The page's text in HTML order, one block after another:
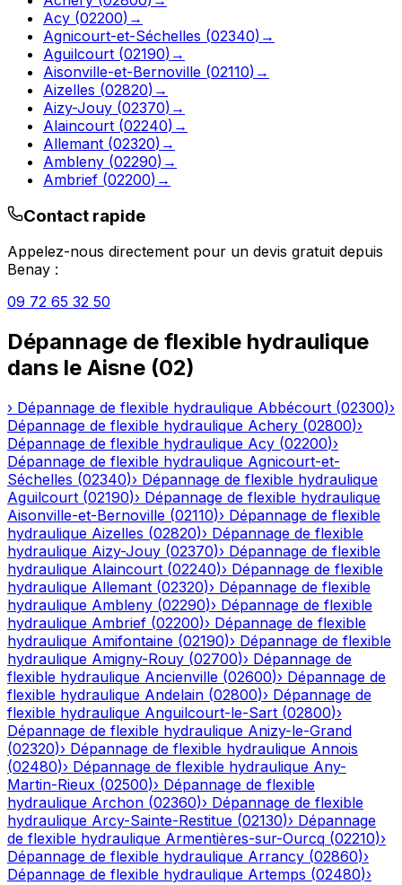
Acy (02200) →
Agnicourt-et-Séchelles (02340) →
Aguilcourt (02190) →
Aisonville-et-Bernoville (02110) →
Aizelles (02820) →
Aizy-Jouy (02370) →
Alaincourt (02240) →
Allemant (02320) →
Ambleny (02290) →
Ambrief (02200) →
Contact rapide
Appelez-nous directement pour un devis gratuit depuis
Benay :
09 72 65 32 50
Dépannage de flexible hydraulique
dans le Aisne (02)
› Dépannage de flexible hydraulique Abbécourt (02300)›
Dépannage de flexible hydraulique Achery (02800)›
Dépannage de flexible hydraulique Acy (02200)›
Dépannage de flexible hydraulique Agnicourt-et-
Séchelles (02340)› Dépannage de flexible hydraulique
Aguilcourt (02190)› Dépannage de flexible hydraulique
Aisonville-et-Bernoville (02110)› Dépannage de flexible
hydraulique Aizelles (02820)› Dépannage de flexible
hydraulique Aizy-Jouy (02370)› Dépannage de flexible
hydraulique Alaincourt (02240)› Dépannage de flexible
hydraulique Allemant (02320)› Dépannage de flexible
hydraulique Ambleny (02290)› Dépannage de flexible
hydraulique Ambrief (02200)› Dépannage de flexible
hydraulique Amifontaine (02190)› Dépannage de flexible
hydraulique Amigny-Rouy (02700)› Dépannage de
flexible hydraulique Ancienville (02600)› Dépannage de
flexible hydraulique Andelain (02800)› Dépannage de
flexible hydraulique Anguilcourt-le-Sart (02800)›
Dépannage de flexible hydraulique Anizy-le-Grand
(02320)› Dépannage de flexible hydraulique Annois
(02480)› Dépannage de flexible hydraulique Any-
Martin-Rieux (02500)› Dépannage de flexible
hydraulique Archon (02360)› Dépannage de flexible
hydraulique Arcy-Sainte-Restitue (02130)› Dépannage
de flexible hydraulique Armentières-sur-Ourcq (02210)›
Dépannage de flexible hydraulique Arrancy (02860)›
Dépannage de flexible hydraulique Artemps (02480)›